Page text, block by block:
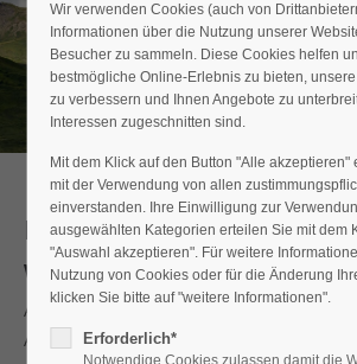
Der Eintrag "offcanvas-col3" existiert
Der Eintrag "offcanvas-col4" existiert
Familiengruppe
Wanderung am Oberlandsteig in
Am 09.05.2026 war mit einer Wanderung
Auftakt der „neuen“ Familiengruppe der
Wir verwenden Cookies (auch von
Informationen über die Nutzung unserer
Besucher zu sammeln. Diese Cookies helfen
bestmögliche Online-Erlebnis zu bieten,
zu verbessern und Ihnen Angebote zu
Interessen zugeschnitten sind.
Mit dem Klick auf den Button "Alle akzeptieren"
mit der Verwendung von allen
einverstanden. Ihre Einwilligung zur
ausgewählten Kategorien erteilen Sie mit dem
"Auswahl akzeptieren". Für weitere
Nutzung von Cookies oder für die Änderung
klicken Sie bitte auf "weitere Informationen".
Erforderlich*
Notwendige Cookies zulassen damit die